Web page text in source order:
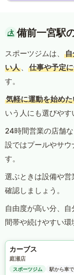
備前一宮駅
スポーツジムは、
い人 、 仕事や予定
す。
気軽に運動を始め
いう人にも選びやす
24時間営業の店舗
設ではプールやサ
す。
選ぶときは設備や
確認しましょう。
自由度が高い分、
間帯や続けやすい環
カーブス
庭瀬店
スポーツジム
駅から車